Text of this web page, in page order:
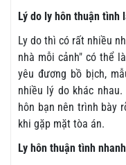
Lý do ly hôn thuận tình
Ly do thì có rất nhiều
nhà mỗi cảnh" có thể
yêu đương bồ bịch,
nhiều lý do khác
hôn bạn nên trình bày
khi gặp mặt tòa án.
Ly hôn thuận tình